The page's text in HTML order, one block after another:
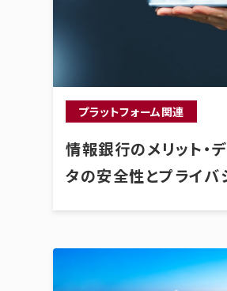
プラットフォーム関連
情報銀行のメリット・
タの安全性とプライバ